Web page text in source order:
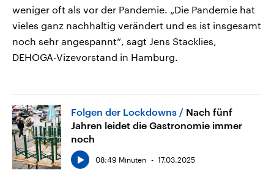
weniger oft als vor der Pandemie. „Die Pandemie hat
vieles ganz nachhaltig verändert und es ist insgesamt
noch sehr angespannt“, sagt Jens Stacklies,
DEHOGA-Vizevorstand in Hamburg.
Folgen der Lockdowns
Nach fünf
Jahren leidet die Gastronomie immer
noch
08:49 Minuten 17.03.2025